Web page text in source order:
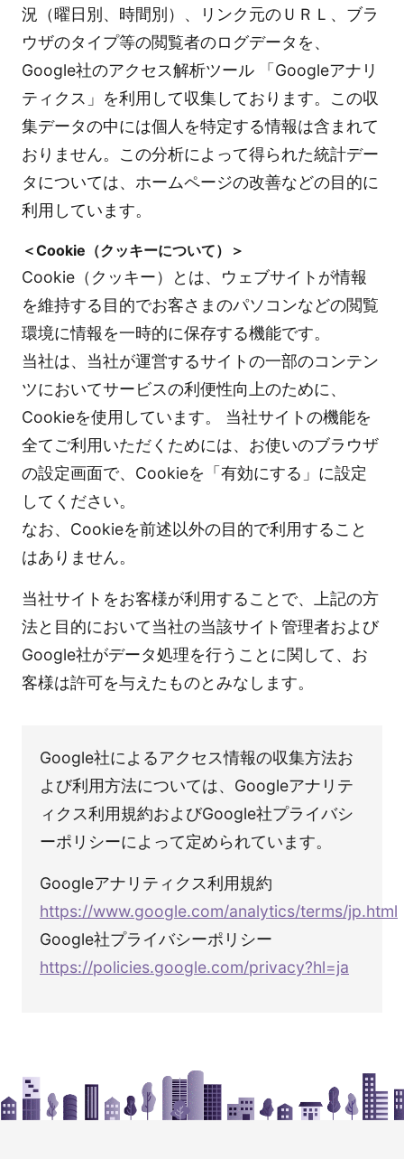
況（曜日別、時間別）、リンク元のＵＲＬ、ブラ
ウザのタイプ等の閲覧者のログデータを、
Google社のアクセス解析ツール 「Googleアナリ
ティクス」を利用して収集しております。この収
集データの中には個人を特定する情報は含まれて
おりません。この分析によって得られた統計デー
タについては、ホームページの改善などの目的に
利用しています。
＜Cookie（クッキーについて）＞
Cookie（クッキー）とは、ウェブサイトが情報
を維持する目的でお客さまのパソコンなどの閲覧
環境に情報を一時的に保存する機能です。
当社は、当社が運営するサイトの一部のコンテン
ツにおいてサービスの利便性向上のために、
Cookieを使用しています。 当社サイトの機能を
全てご利用いただくためには、お使いのブラウザ
の設定画面で、Cookieを「有効にする」に設定
してください。
なお、Cookieを前述以外の目的で利用すること
はありません。
当社サイトをお客様が利用することで、上記の方
法と目的において当社の当該サイト管理者および
Google社がデータ処理を行うことに関して、お
客様は許可を与えたものとみなします。
Google社によるアクセス情報の収集方法お
よび利用方法については、Googleアナリテ
ィクス利用規約およびGoogle社プライバシ
ーポリシーによって定められています。
Googleアナリティクス利用規約
https://www.google.com/analytics/terms/jp.html
Google社プライバシーポリシー
https://policies.google.com/privacy?hl=ja